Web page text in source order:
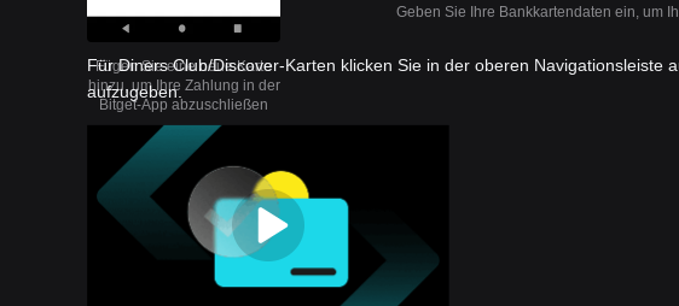
Fügen Sie eine neue Karte
hinzu, um Ihre Zahlung in der
Bitget-App abzuschließen
Geben Sie Ihre Bankkartendaten ein, um
Für Diners Club/Discover-Karten klicken Sie in der oberen Navigationsleiste
aufzugeben.